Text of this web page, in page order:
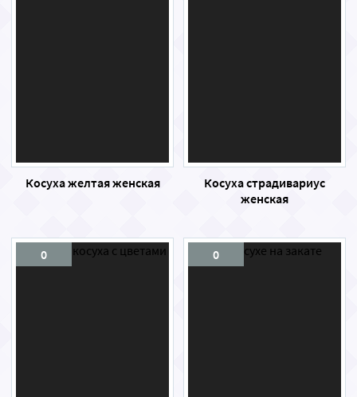
Косуха желтая женская
Косуха страдивариус
женская
0 0